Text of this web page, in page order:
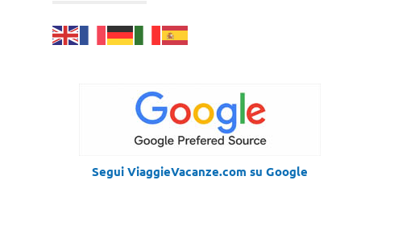
Segui ViaggieVacanze.com su Google